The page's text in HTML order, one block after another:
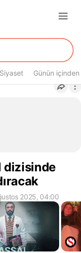
Siyaset Günün içinden
dizisinde
2025, 04:00